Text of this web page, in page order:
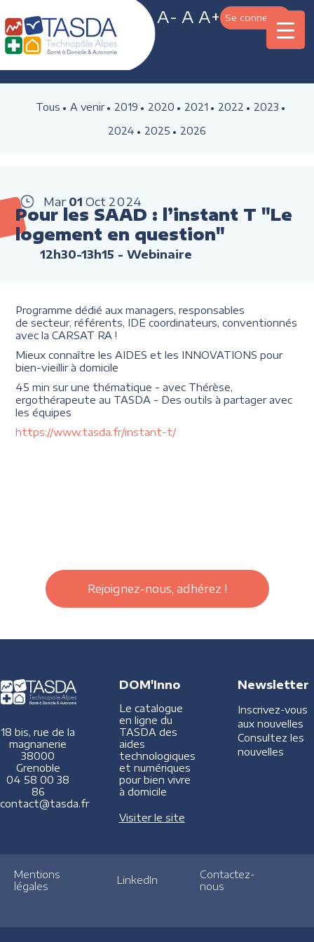
A- A A+ Se connecter
Tous A venir 2019 2020 2021 2022
2023
2024
2025 2026
Mar 01 Oct 2024
Pour les SAAD : l’instant T "Le
logement en question"
12h30-13h15 - Webinaire
Programme dédié aux managers, responsables
de secteur, référents, IDE coordinateurs, conventionnés
avec la CARSAT RA !
Mieux connaître les AIDES et les INNOVATIONS pour
bien-vieillir à domicile
45 min sur une thématique - avec Thérèse,
ergothérapeute au TASDA - Des outils à partager avec
les équipes
https://www.tasda.fr/instant-t/
Rejoignez-nous, adhérez !
18 bis, rue de la
magnanerie
38000
Grenoble
04 58 00 38
86
contact@tasda.fr
DOM'Inno
Le catalogue
en ligne du
TASDA des
aides
technologiques
et numériques
pour bien vivre
à domicile
Visiter le site
Newsletter
Inscrivez-vous
aux nouvelles
Consultez les
nouvelles
Mentions
légales
LinkedIn
Contactez-
nous